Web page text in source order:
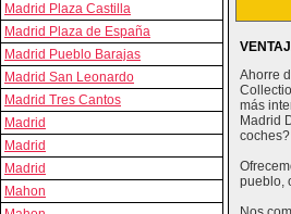
Madrid Plaza Castilla
Madrid Plaza de España
Madrid Pueblo Barajas
Madrid San Leonardo
Madrid Tres Cantos
Madrid
Madrid
Madrid
Mahon
Ahorre
más
Madrid
pueblo,